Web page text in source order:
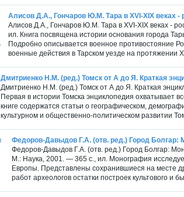
Алисов Д.А., Гончаров Ю.М. Тара в XVI-XIX веках -
Алисов Д.А., Гончаров Ю.М. Тара в XVI-XIX веках -
ил. Книга посвящена истории основания города
Подробно описывается военное противостояние
военные действия в Тарском уезде на протяжении
Дмитриенко Н.М. (ред.) Томск от А до Я. Краткая
Дмитриенко Н.М. (ред.) Томск от А до Я. Краткая
Первая в истории Томска энциклопедия охватывает
книге содержатся статьи о географическом,
культурном и общественно-политическом развитии
Федоров-Давыдов Г.А. (отв. ред.) Город Болгар:
Федоров-Давыдов Г.А. (отв. ред.) Город Болгар:
М.: Наука, 2001. — 365 с., ил. Монография
Европы. Представлены сохранившиеся на месте
работ археологов остатки построек культового и